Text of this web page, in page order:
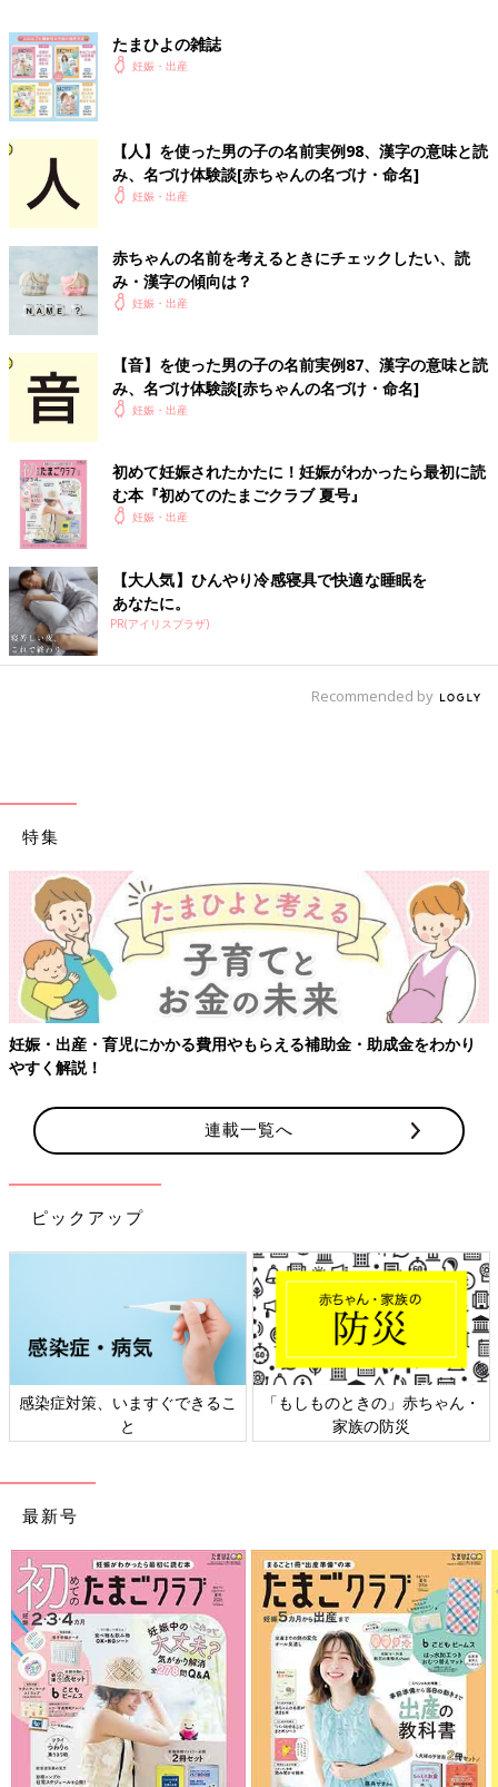
広くて深くて大きい海をイメージして命名しました。
【こだわりポイント】
青にこだわりました
【エピソード】
男らしい名前だねと好評です
パパ、ママが納得する命名が良いと思います
※名づけ体験談はすべて、「ウィメンズパーク」みんなの名づけ
の投稿からの抜粋です。
【碧】を使った赤ちゃんの名前67例
代表的な読みを紹介しています。
碧（あおい・あお）
碧人（あおと・あいと）
碧斗（あおと・あいと）
碧生（あおい・あお）
碧仁（あおと)
碧海（あおい・あおと）
碧大（あおと・あおい）
碧真（あおま)
碧士（あおし・あおと）
碧空（そら・りく）
碧葉（あおば)
碧一（あおい)
碧央（あお)
碧飛（あおと)
碧羽（あおば)
碧唯（あおい)
碧波（あおば)
碧馬（あおば)
碧希（あおき)
碧透（あおと)
斗碧（とあ)
碧澄（あおと)
琉碧（るい)
碧利（あおと)
碧太（そうた)
碧和（あお)
碧隼（あおと)
碧心（あおし)
碧伊（あおい)
碧登（あおと)
碧咲（みさき)
碧絃（あいと)
碧輝（あおき)
碧晴（あおは)
碧陸（りく)
碧凰（あお)
真碧（まお)
碧詩（あおし)
碧偉（あおい)
たまひよの雑誌
妊娠・出産
【人】を使った男の子の名前実例98、漢字の意味と読
み、名づけ体験談[赤ちゃんの名づけ・命名]
妊娠・出産
赤ちゃんの名前を考えるときにチェックしたい、読
み・漢字の傾向は？
妊娠・出産
【音】を使った男の子の名前実例87、漢字の意味と読
み、名づけ体験談[赤ちゃんの名づけ・命名]
妊娠・出産
初めて妊娠されたかたに！妊娠がわかったら最初に読
む本『初めてのたまごクラブ 夏号』
妊娠・出産
【大人気】ひんやり冷感寝具で快適な睡眠を
あなたに。
PR(アイリスプラザ)
Recommended by
特集
妊娠・出産・育児にかかる費用やもらえる補助金・助成金をわかり
やすく解説！
連載一覧へ
ピックアップ
感染症対策、いますぐできるこ
と
「もしものときの」赤ちゃん・
家族の防災
最新号